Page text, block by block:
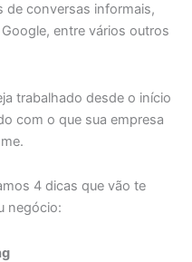
de conversas informais,
entre vários outros
trabalhado desde o início
com o que sua empresa
4 dicas que vão te
negócio: